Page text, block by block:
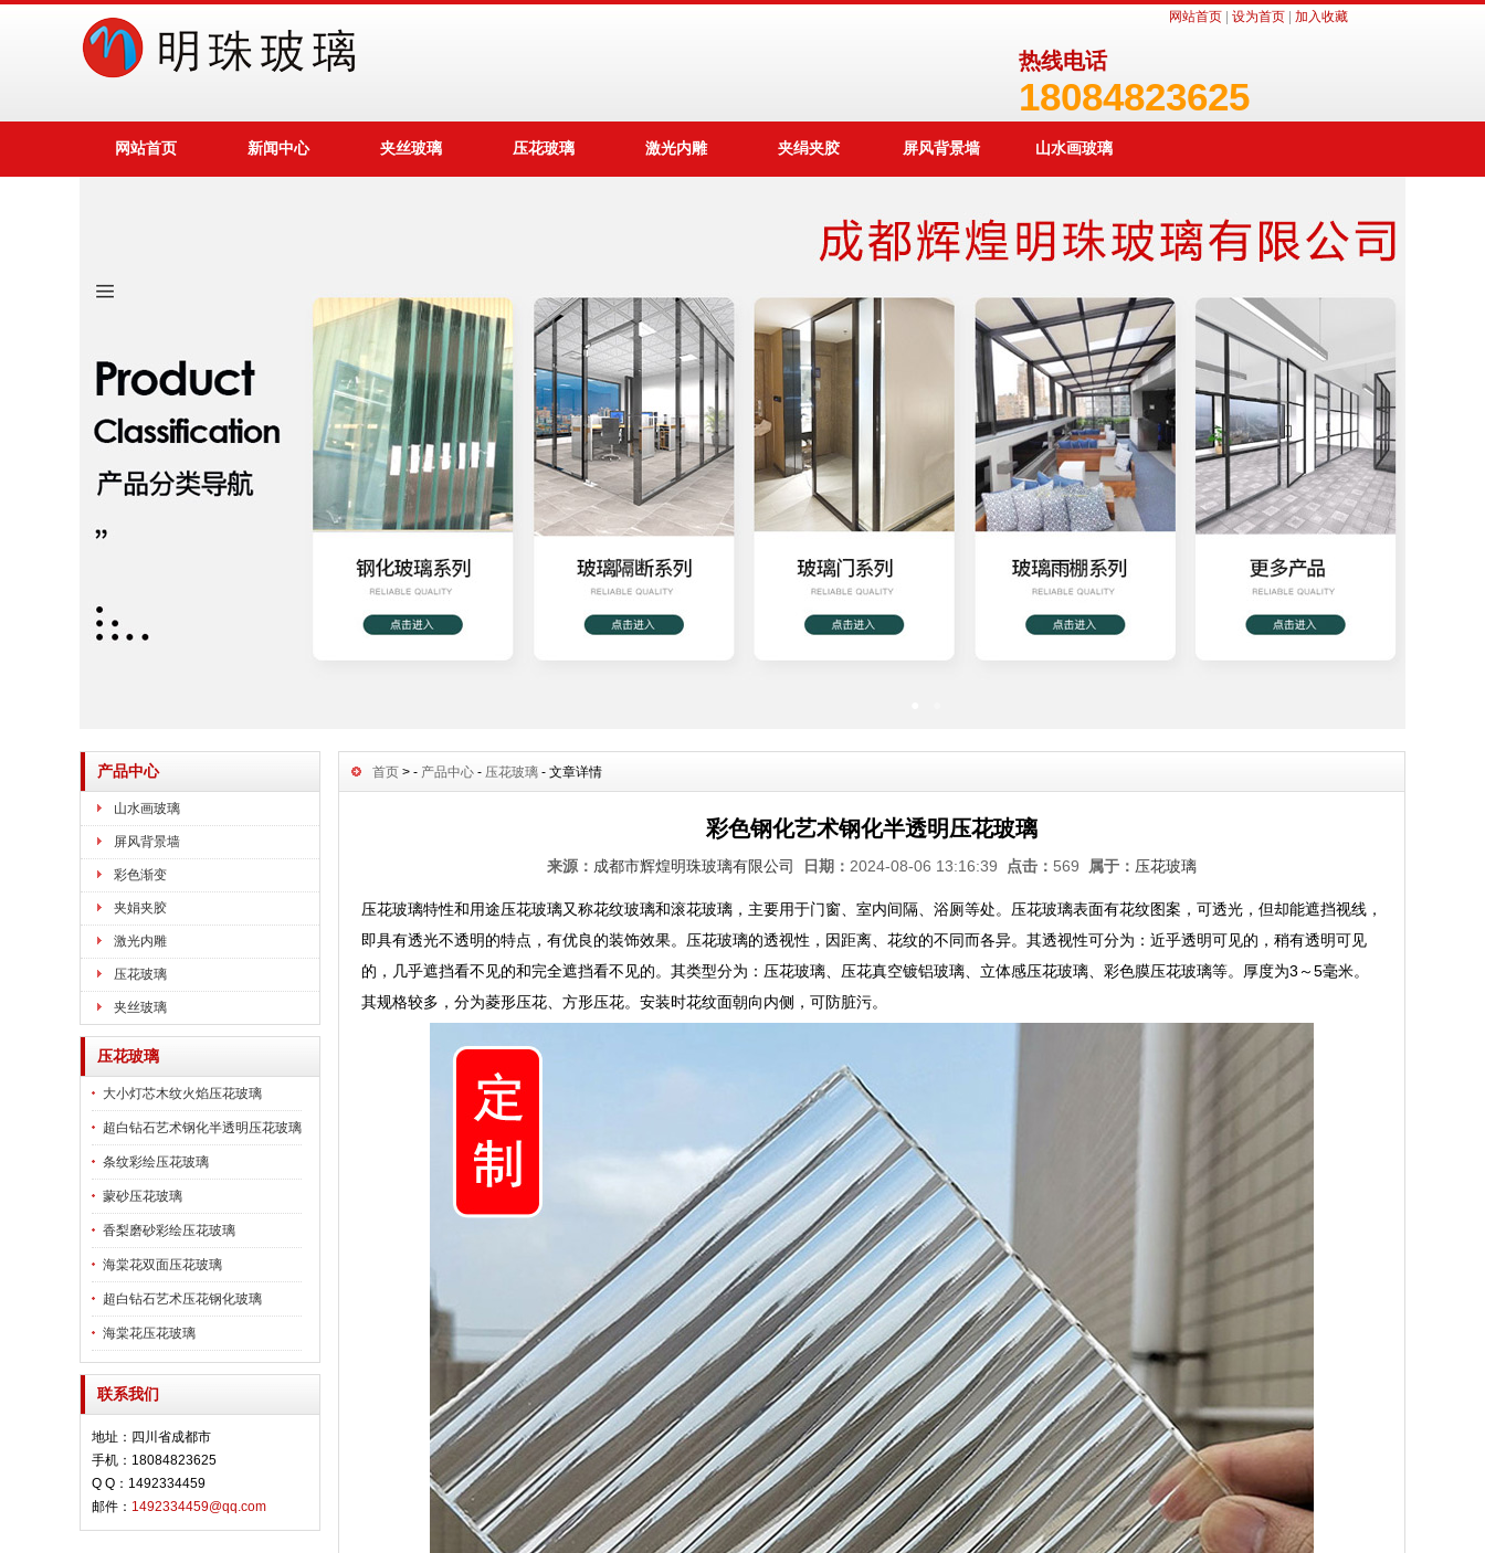
网站首页| 设为首页| 加入收藏
热线电话
18084823625
网站首页 新闻中心 夹丝玻璃 压花玻璃 激光内雕 夹绢夹胶 屏风背景墙 山水画玻璃
产品中心
山水画玻璃
屏风背景墙
彩色渐变
夹娟夹胶
激光内雕
压花玻璃
夹丝玻璃
压花玻璃
大小灯芯木纹火焰压花玻璃
超白钻石艺术钢化半透明压花玻璃
条纹彩绘压花玻璃
蒙砂压花玻璃
香梨磨砂彩绘压花玻璃
海棠花双面压花玻璃
超白钻石艺术压花钢化玻璃
海棠花压花玻璃
联系我们
地址：四川省成都市
手机：18084823625
Q Q：1492334459
邮件： 1492334459@qq.com
首页 > - 产品中心 - 压花玻璃 - 文章详情
彩色钢化艺术钢化半透明压花玻璃
来源： 成都市辉煌明珠玻璃有限公司 日期： 2024-08-06 13:16:39 点击： 569 属于： 压花玻璃
压花玻璃特性和用途压花玻璃又称花纹玻璃和滚花玻璃，主要用于门窗、室内间隔、浴厕等处。压花玻璃表面有花纹图案，可透光，但却能遮挡视线，
即具有透光不透明的特点，有优良的装饰效果。压花玻璃的透视性，因距离、花纹的不同而各异。其透视性可分为：近乎透明可见的，稍有透明可见
的，几乎遮挡看不见的和完全遮挡看不见的。其类型分为：压花玻璃、压花真空镀铝玻璃、立体感压花玻璃、彩色膜压花玻璃等。厚度为3～5毫米。
其规格较多，分为菱形压花、方形压花。安装时花纹面朝向内侧，可防脏污。